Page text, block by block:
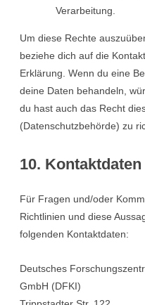
Verarbeitung.
Um diese Rechte
beziehe dich auf die
Erklärung. Wenn du eine
deine Daten behandeln,
du hast auch das Recht
(Datenschutzbehörde) zu
10. Kontaktdaten
Für Fragen und/oder
Richtlinien und diese
folgenden Kontaktdaten:
Deutsches
GmbH (DFKI)